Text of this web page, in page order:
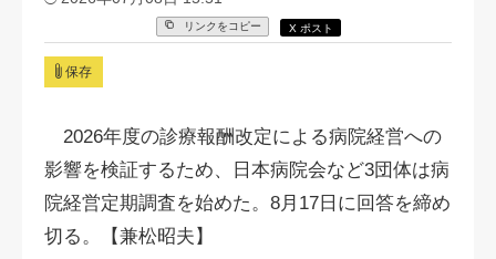
リンクをコピー X ポスト
保存
2026年度の診療報酬改定による病院経営への
影響を検証するため、日本病院会など3団体は病
院経営定期調査を始めた。8月17日に回答を締め
切る。【兼松昭夫】